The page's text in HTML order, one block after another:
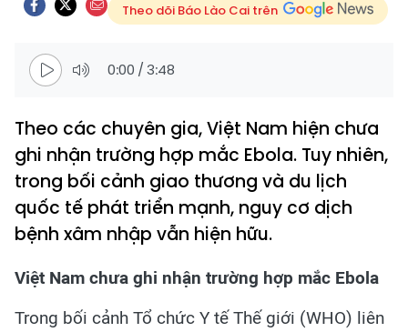
Theo dõi Báo Lào Cai trên
0:00 /3:48
Theo các chuyên gia, Việt Nam hiện chưa
ghi nhận trường hợp mắc Ebola. Tuy nhiên,
trong bối cảnh giao thương và du lịch
quốc tế phát triển mạnh, nguy cơ dịch
bệnh xâm nhập vẫn hiện hữu.
Việt Nam chưa ghi nhận trường hợp mắc Ebola
Trong bối cảnh Tổ chức Y tế Thế giới (WHO) liên